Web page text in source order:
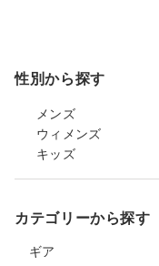
性別から探す
メンズ
ウィメンズ
キッズ
カテゴリーから探す
ギア